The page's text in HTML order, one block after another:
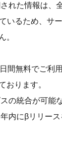
れた情報は、
いるため、サ
。
間無料でご利
おります。
の統合が可能
内にβリリー